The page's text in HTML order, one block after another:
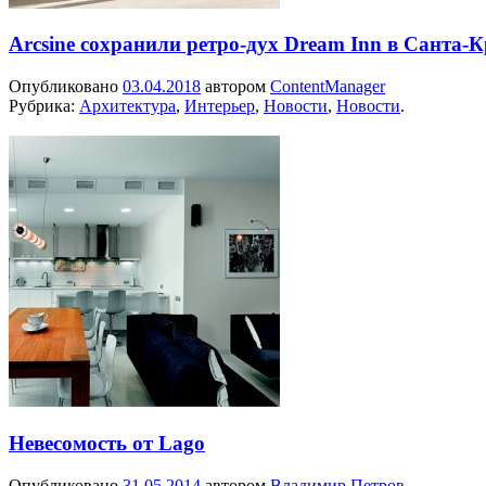
Arcsine сохранили ретро-дух Dream Inn в Санта-
Опубликовано 03.04.2018 автором ContentManager
Рубрика: Архитектура, Интерьер, Новости, Новости.
Невесомость от Lago